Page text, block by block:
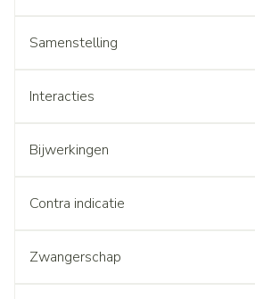
Samenstelling
Interacties
Bijwerkingen
Contra indicatie
Zwangerschap